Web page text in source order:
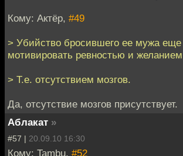
Кому: Актёр, #49
> Убийство бросившего ее мужа еще
мотивировать ревностью и
> Т.е. отсутствием мозгов.
Да, отсутствие мозгов присутствует.
Аблакат »
#57 | 20.09.10 16:30
Кому: Tambu, #52